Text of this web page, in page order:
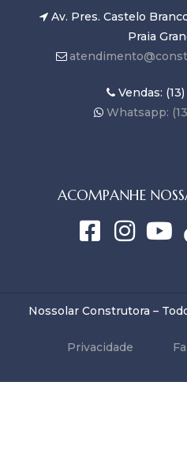
Av. Pres. Castelo
Praia
Vendas:
Whatsapp:
ACOMPANHE
Nossolar Construtora –
Privacidade